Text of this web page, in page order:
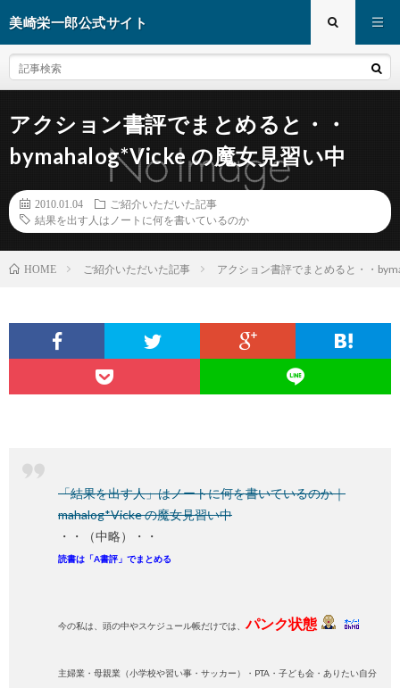
美崎栄一郎公式サイト
アクション書評でまとめると・・
bymahalog*Vicke の魔女見習い中
2010.01.04
ご紹介いただいた記事
結果を出す人はノートに何を書いているのか
HOME ご紹介いただいた記事 アクション書評でまとめると・・
「結果を出す人」はノートに何を書いているのか｜
mahalog*Vicke の魔女見習い中
・・（中略）・・
読書は「A書評」でまとめる
今の私は、頭の中やスケジュール帳だけでは、パンク状態
主婦業・母親業（小学校や習い事・サッカー）・PTA・子ども会・ありたい自分